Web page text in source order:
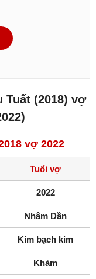
Tuất (2018) vợ
vợ 2022
Tuổi vợ
2022
Nhâm Dần
Kim bạch kim
Khảm